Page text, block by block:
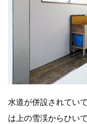
水道が併設されてい
は上の雪渓からひいて